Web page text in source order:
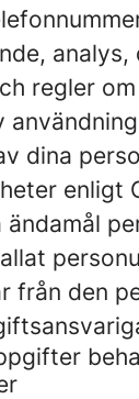
regler
dina
enligt
från den